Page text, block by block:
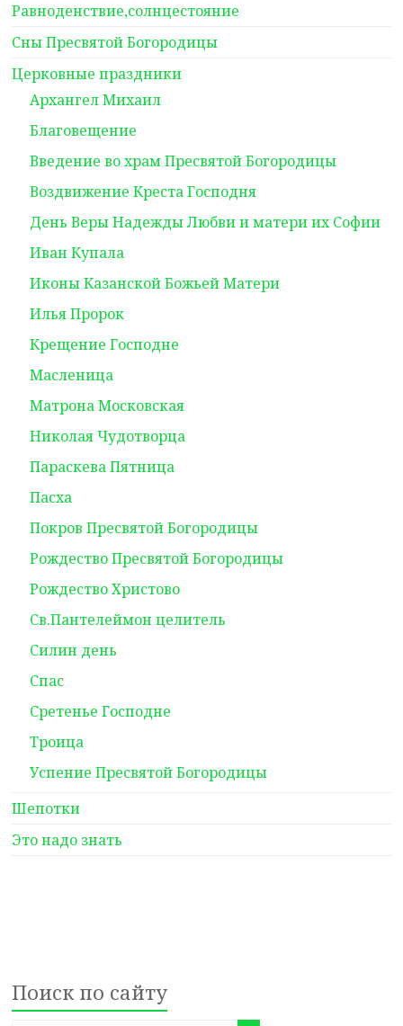
Равноденствие,солнцестояние
Сны Пресвятой Богородицы
Церковные праздники
Архангел Михаил
Благовещение
Введение во храм Пресвятой Богородицы
Воздвижение Креста Господня
День Веры Надежды Любви и матери их Софии
Иван Купала
Иконы Казанской Божьей Матери
Илья Пророк
Крещение Господне
Масленица
Матрона Московская
Николая Чудотворца
Параскева Пятница
Пасха
Покров Пресвятой Богородицы
Рождество Пресвятой Богородицы
Рождество Христово
Св.Пантелеймон целитель
Силин день
Спас
Сретенье Господне
Троица
Успение Пресвятой Богородицы
Шепотки
Это надо знать
Поиск по сайту